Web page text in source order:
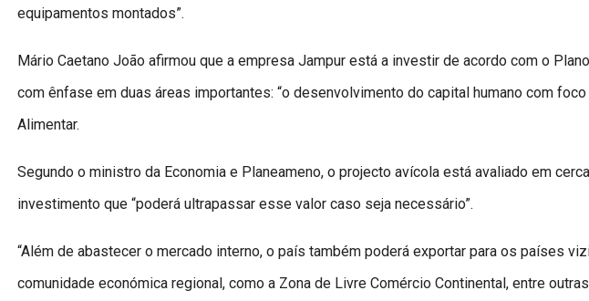
equipamentos montados”.
Mário Caetano João afirmou que a empresa Jampur está a investir de acordo com o
com ênfase em duas áreas importantes: “o desenvolvimento do capital humano com foco
Alimentar.
Segundo o ministro da Economia e Planeameno, o projecto avícola está avaliado em
investimento que “poderá ultrapassar esse valor caso seja necessário”.
“Além de abastecer o mercado interno, o país também poderá exportar para os países
comunidade económica regional, como a Zona de Livre Comércio Continental, entre